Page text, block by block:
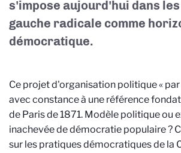
s'impose aujourd'hui dans
gauche radicale comme
démocratique.
Ce projet d'organisation politique « par
avec constance à une référence
de Paris de 1871. Modèle politique ou
inachevée de démocratie populaire?
sur les pratiques démocratiques de la